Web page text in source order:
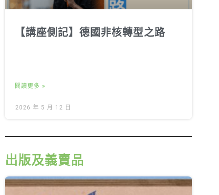
【講座側記】德國非核轉型之路
閱讀更多 »
2026 年 5 月 12 日
出版及義賣品